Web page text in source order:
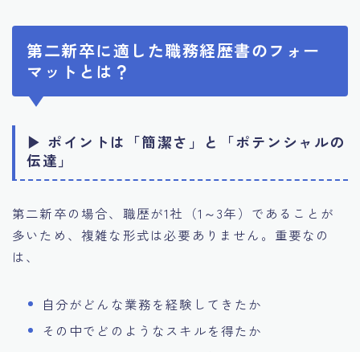
第二新卒に適した職務経歴書のフォー
マットとは？
▶ ポイントは「簡潔さ」と「ポテンシャルの
伝達」
第二新卒の場合、職歴が1社（1～3年）であることが
多いため、複雑な形式は必要ありません。重要なの
は、
自分がどんな業務を経験してきたか
その中でどのようなスキルを得たか